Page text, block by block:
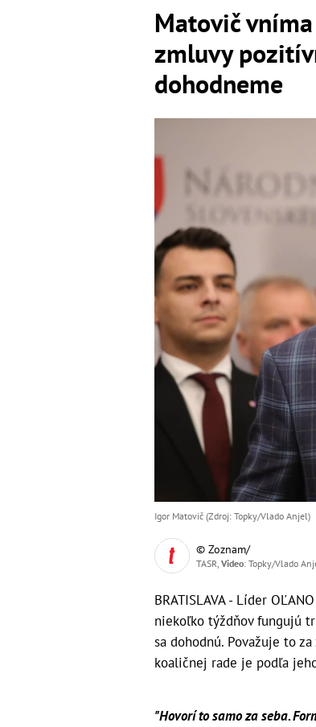
Matovič
zmluvy
dohodneme
Igor Matovič (Zdroj: Topky/Vlado Anjel)
© Zoznam/
TASR, Video: Topky/Vlado
BRATISLAVA - Líder
niekoľko týždňov fungujú
sa dohodnú. Považuje to
koaličnej rade je podľa
"Hovorí to samo za seba.